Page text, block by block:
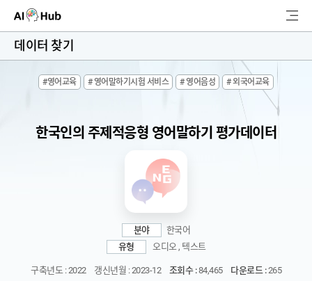
AI-Hub
AI 데이터찾기
AI 개발지원
색
데이터 찾기
#영어교육 # 영어말하기시험 서비스 # 영어음성 # 외국어교육
한국인의 주제적응형 영어말하기 평가데이터
분야
한국어
유형
오디오 , 텍스트
구축년도 : 2022 갱신년월 : 2023-12 조회수 :84,465 다운로드 :265